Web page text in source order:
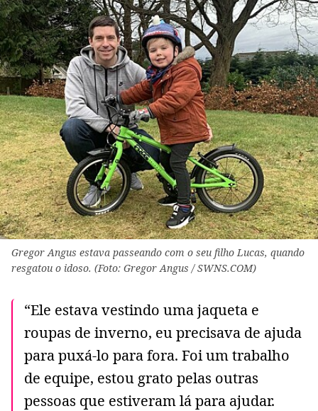
Gregor Angus estava passeando com o seu filho Lucas, quando
resgatou o idoso. (Foto: Gregor Angus / SWNS.COM)
“Ele estava vestindo uma jaqueta e
roupas de inverno, eu precisava de ajuda
para puxá-lo para fora. Foi um trabalho
de equipe, estou grato pelas outras
pessoas que estiveram lá para ajudar.